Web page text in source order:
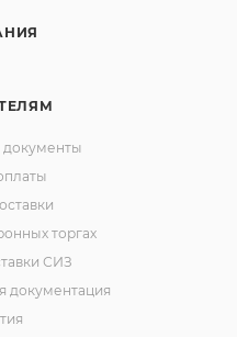
торгах
СИЗ
документация